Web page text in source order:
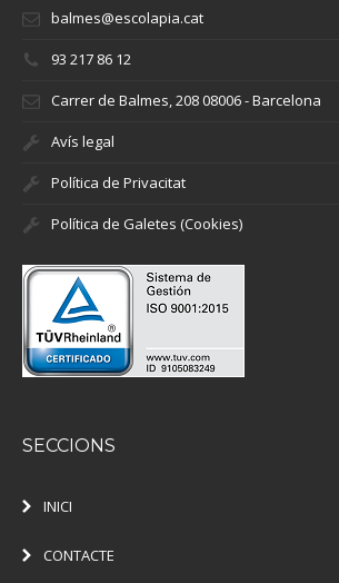
balmes@escolapia.cat
93 217 86 12
Carrer de Balmes, 208 08006 - Barcelona
Avís legal
Política de Privacitat
Política de Galetes (Cookies)
SECCIONS
INICI
CONTACTE